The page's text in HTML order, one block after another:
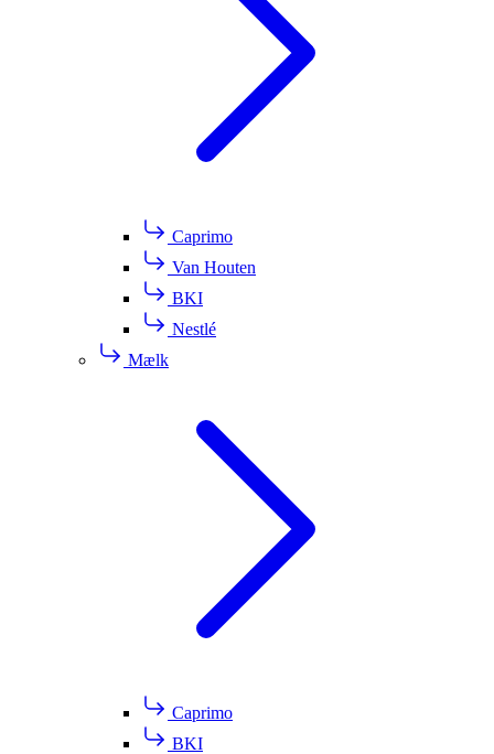
Caprimo
Van Houten
BKI
Nestlé
Mælk
Caprimo
BKI